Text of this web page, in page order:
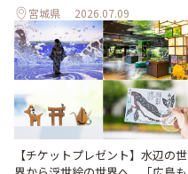
宮城県 2026.07.09
【チケットプレゼント】水辺の世